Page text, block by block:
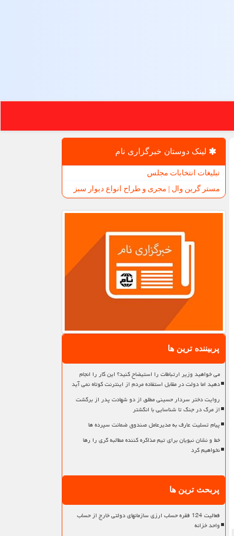
لینک دوستان خبرگزاری نام
تبلیغات انتخابات مجلس
مستر گرین وال | مجری و طراح انواع دیوار سبز
پربیننده ترین ها
می خواهید وزیر ارتباطات را استیضاح کنید؟ این کار را انجام
دهید اما دولت در مقابل استفاده مردم از اینترنت کوتاه نمی آید
روایت دختر سردار حسینی مطلق از دو شهادت پدر از برگشت
از مرگ در جنگ تا شناسایی با انگشتر
پیام تسلیت عارف به مدیرعامل صندوق ضمانت سپرده ها
خط و نشان نبویان برای تیم مذاکره کننده مطالبه گری را رها
نخواهیم کرد
پربحث ترین ها
فعالیت 124 فقره حساب ارزی سازمانهای دولتی خارج از حساب
واحد خزانه